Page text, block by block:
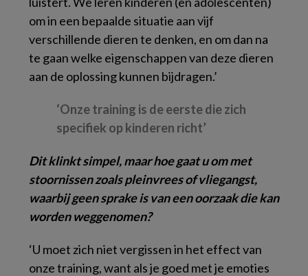
om in een bepaalde situatie aan vijf
verschillende dieren te denken, en om dan na
te gaan welke eigenschappen van deze dieren
aan de oplossing kunnen bijdragen.’
‘Onze training is de eerste die zich
specifiek op kinderen richt’
Dit klinkt simpel, maar hoe gaat u om met
stoornissen zoals pleinvrees of vliegangst,
waarbij geen sprake is van een oorzaak die kan
worden weggenomen?
‘U moet zich niet vergissen in het effect van
onze training, want als je goed met je emoties